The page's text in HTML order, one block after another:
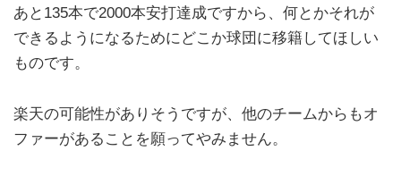
あと135本で2000本安打達成ですから、何とかそれが
できるようになるためにどこか球団に移籍してほしい
ものです。
楽天の可能性がありそうですが、他のチームからもオ
ファーがあることを願ってやみません。